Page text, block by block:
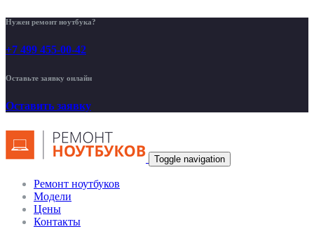
Нужен ремонт ноутбука?
+7 499 455-00-42
Оставьте заявку онлайн
Оставить заявку
Toggle navigation
Ремонт ноутбуков
Модели
Цены
Контакты